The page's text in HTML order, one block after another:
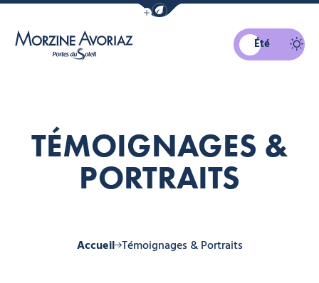
Afficher la barre de navigation du
Été
TÉMOIGNAGES &
PORTRAITS
Accueil Témoignages & Portraits